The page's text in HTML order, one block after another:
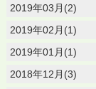
2019年03月(2)
2019年02月(1)
2019年01月(1)
2018年12月(3)